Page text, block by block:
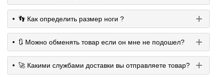
Артикул: 591/02
Носки хлопковые
противоскользящие 12m+ (3
👣 Как определить размер ноги ?
🔃 Можно обменять товар если он мне не подошел?
🚀 Какими службами доставки вы отправляете товар?